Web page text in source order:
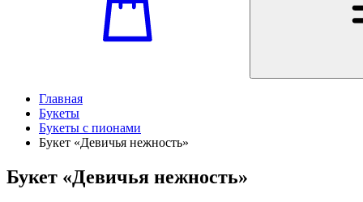
Главная
Букеты
Букеты с пионами
Букет «Девичья нежность»
Букет «Девичья нежность»